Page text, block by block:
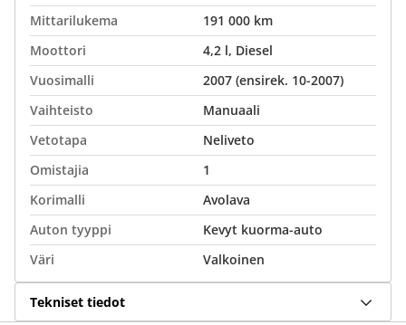
Mittarilukema
191 000 km
Moottori
4,2 l, Diesel
Vuosimalli
2007 (ensirek. 10-2007)
Vaihteisto
Manuaali
Vetotapa
Neliveto
Omistajia
1
Korimalli
Avolava
Auton tyyppi
Kevyt kuorma-auto
Väri
Valkoinen
Tekniset tiedot